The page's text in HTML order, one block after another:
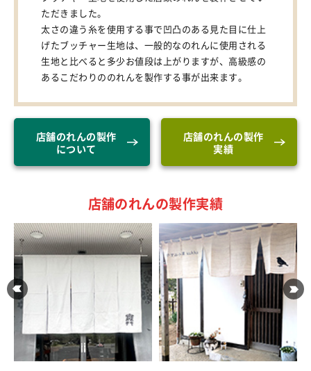
ただきました。
太さの違う糸を使用する事で凹凸のある見た目に仕上
げたブッチャー生地は、一般的なのれんに使用される
生地と比べると多少お値段は上がりますが、高級感の
あるこだわりののれんを製作する事が出来ます。
店舗のれんの製作
について
店舗のれんの製作
実績
店舗のれんの製作実績